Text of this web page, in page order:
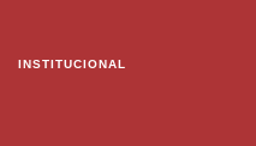
INSTITUCIONAL